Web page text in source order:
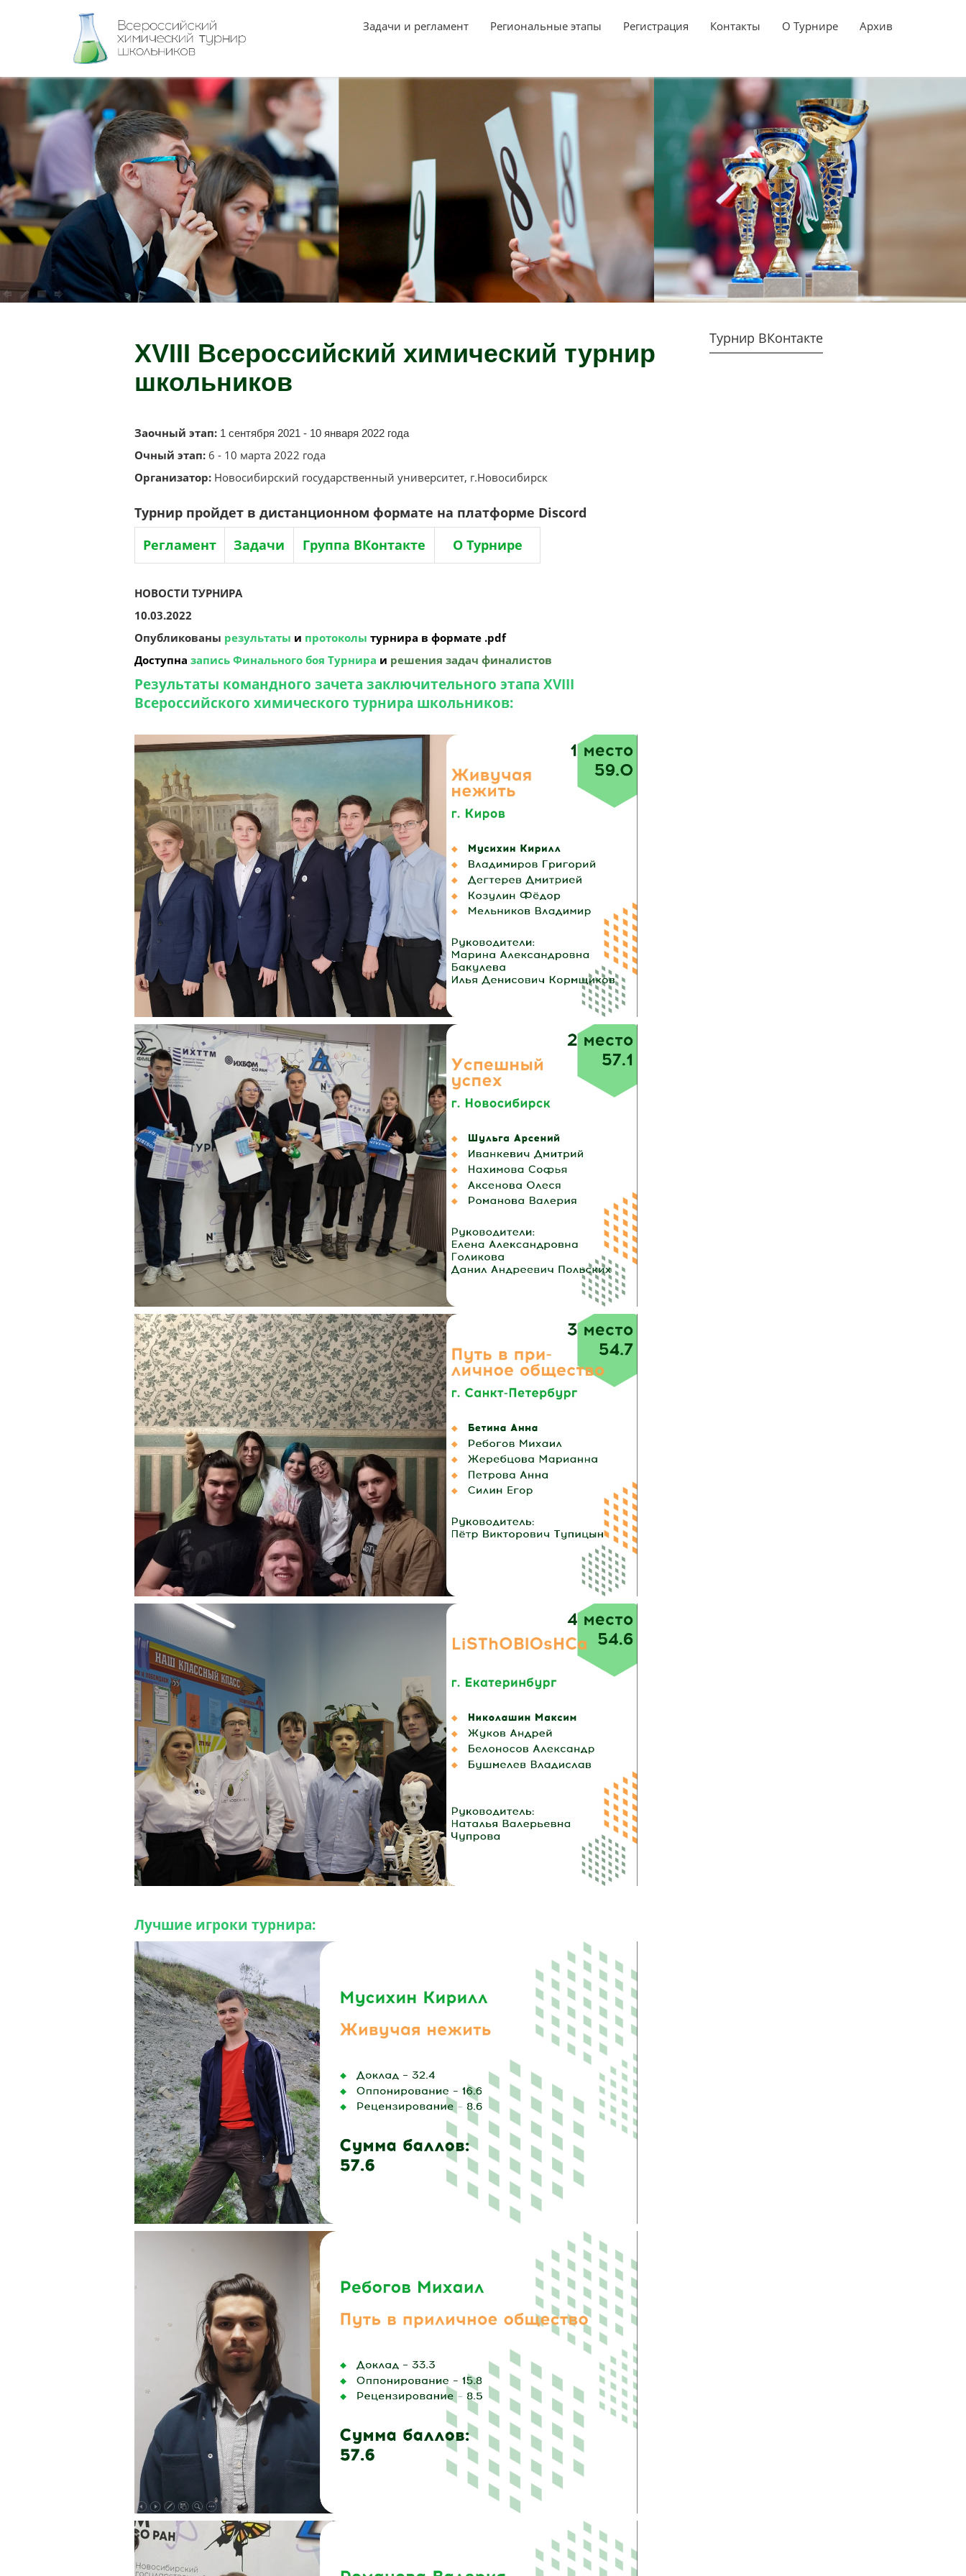
Задачи и регламент Региональные этапы Регистрация Контакты О Турнире Архив
XVIII Всероссийский химический турнир
школьников
Заочный этап: 1 сентября 2021 - 10 января 2022 года
Очный этап: 6 - 10 марта 2022 года
Организатор: Новосибирский государственный университет, г.Новосибирск
Турнир пройдет в дистанционном формате на платформе Discord
Регламент
Задачи Группа ВКонтакте О Турнире
НОВОСТИ ТУРНИРА
10.03.2022
Опубликованы результаты и протоколы турнира в формате .pdf
Доступна запись Финального боя Турнира и решения задач финалистов
Результаты командного зачета заключительного этапа XVIII
Всероссийского химического турнира школьников:
Лучшие игроки турнира:
Турнир ВКонтакте